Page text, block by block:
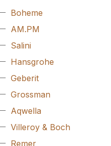
Boheme
AM.PM
Salini
Hansgrohe
Geberit
Grossman
Aqwella
Villeroy & Boch
Remer